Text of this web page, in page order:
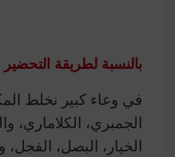
بالنسبة لطريقة التحضير
في وعاء كبير نخلط
الجمبري، الكلاماري،
الخيار، البصل، الفجل،